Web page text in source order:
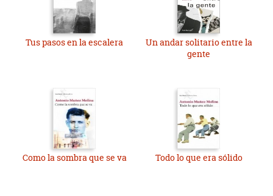
Tus pasos en la escalera
Un andar solitario entre la
gente
Como la sombra que se va Todo lo que era sólido